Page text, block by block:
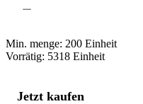
Min. menge: 200 Einheit
Vorrätig: 5318 Einheit
Jetzt kaufen